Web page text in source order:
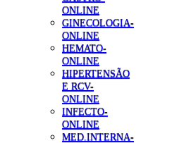
ONLINE
GINECOLOGIA-
ONLINE
HEMATO-
ONLINE
HIPERTENSÃO
E RCV-
ONLINE
INFECTO-
ONLINE
MED.INTERNA-